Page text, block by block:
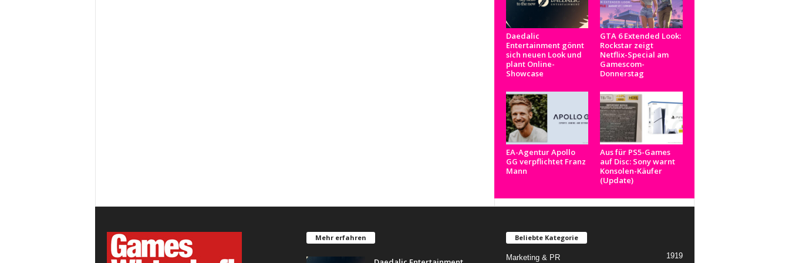
Daedalic
Entertainment gönnt
sich neuen Look und
plant Online-
Showcase
GTA 6 Extended Look:
Rockstar zeigt
Netflix-Special am
Gamescom-
Donnerstag
EA-Agentur Apollo
GG verpflichtet Franz
Mann
Aus für PS5-Games
auf Disc: Sony warnt
Konsolen-Käufer
(Update)
Mehr erfahren Beliebte Kategorie
Marketing & PR 1919